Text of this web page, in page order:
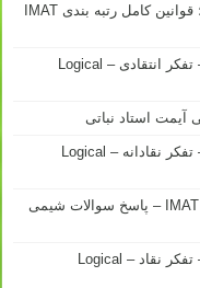
نحوه رتبه بندی داوطلبان در آزمون آیمت ایتالیا؛ قوانین کامل رتبه بندی IMAT
نمونه سوالات آیمت ایتالیا – استدلال و منطق – تفکر انتقادی – Logical
آیمت استاد نباتی
نمونه سوالات آیمت ایتالیا – استدلال و منطق – تفکر نقادانه – Logical
پاسخ سوالات آیمت ۲۰۲۵ ایتالیا – آزمون IMAT 2025 – پاسخ سوالات شیمی
نمونه سوالات آیمت ایتالیا – استدلال و منطق – تفکر نقاد – Logical